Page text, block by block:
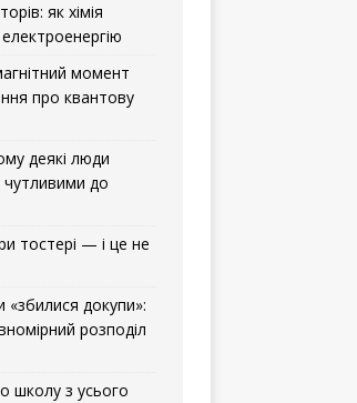
як хімія
момент
про квантову
деякі люди
до
тостері — і це не
«збилися докупи»:
розподіл
школу з усього